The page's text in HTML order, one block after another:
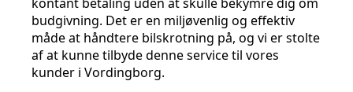
budgivning. Det er en miljøvenlig og effektiv
måde at håndtere bilskrotning på, og vi er stolte
af at kunne tilbyde denne service til vores
kunder i Vordingborg.